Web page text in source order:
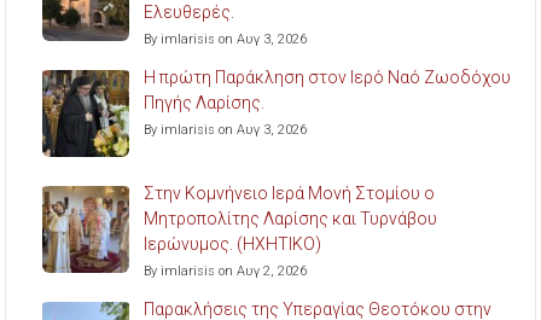
Ελευθερές.
By imlarisis on Αυγ 3, 2026
Η πρώτη Παράκληση στον Ιερό Ναό Ζωοδόχου
Πηγής Λαρίσης.
By imlarisis on Αυγ 3, 2026
Στην Κομνήνειο Ιερά Μονή Στομίου ο
Μητροπολίτης Λαρίσης και Τυρνάβου
Ιερώνυμος. (ΗΧΗΤΙΚΟ)
By imlarisis on Αυγ 2, 2026
Παρακλήσεις της Υπεραγίας Θεοτόκου στην